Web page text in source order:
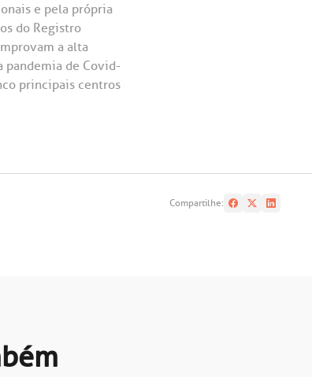
e pela própria
do Registro
a alta
pandemia de Covid-
principais centros
Compartilhe: